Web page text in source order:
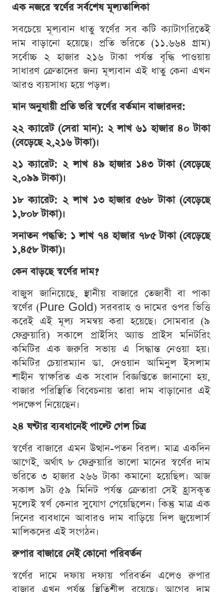
এক নজরে স্বর্ণের সর্বশেষ মূল্যতালিকা
সবচেয়ে মূল্যবান ধাতু স্বর্ণের সব কটি ক্যাটাগরিতেই
দাম বাড়ানো হয়েছে। প্রতি ভরিতে (১১.৬৬৪ গ্রাম)
সর্বোচ্চ ২ হাজার ২১৬ টাকা পর্যন্ত বৃদ্ধি পাওয়ায়
সাধারণ ক্রেতাদের জন্য মূল্যবান এই ধাতু কেনা এখন
আরও ব্যয়সাধ্য হয়ে পড়ল।
মান অনুযায়ী প্রতি ভরি স্বর্ণের বর্তমান বাজারদর:
২২ ক্যারেট (সেরা মান): ২ লাখ ৬১ হাজার ৪০ টাকা
(বেড়েছে ২,২১৬ টাকা)।
২১ ক্যারেট: ২ লাখ ৪৯ হাজার ১৪৩ টাকা (বেড়েছে
২,০৯৯ টাকা)।
১৮ ক্যারেট: ২ লাখ ১৩ হাজার ৫৬৮ টাকা (বেড়েছে
১,৮০৮ টাকা)।
সনাতন পদ্ধতি: ১ লাখ ৭৪ হাজার ৭৮৫ টাকা (বেড়েছে
১,৪৫৮ টাকা)।
কেন বাড়ছে স্বর্ণের দাম?
বাজুস জানিয়েছে, স্থানীয় বাজারে তেজাবী বা পাকা
স্বর্ণের (Pure Gold) সরবরাহ ও দামের ওপর ভিত্তি
করেই এই মূল্য সমন্বয় করা হয়েছে। সোমবার (৯
ফেব্রুয়ারি) সকালে প্রাইসিং অ্যান্ড প্রাইস মনিটরিং
কমিটির এক জরুরি সভায় এ সিদ্ধান্ত নেওয়া হয়।
কমিটির চেয়ারম্যান ডা. দেওয়ান আমিনুল ইসলাম
শাহীন স্বাক্ষরিত এক সংবাদ বিজ্ঞপ্তিতে জানানো হয়,
বাজার পরিস্থিতি বিবেচনায় তারা দাম বাড়ানোর এই
পদক্ষেপ নিয়েছেন।
২৪ ঘণ্টার ব্যবধানেই পাল্টে গেল চিত্র
স্বর্ণের বাজারে এমন উত্থান-পতন বিরল। মাত্র একদিন
আগেই, অর্থাৎ ৮ ফেব্রুয়ারি ভালো মানের স্বর্ণের দাম
ভরিতে ৩ হাজার ২৬৬ টাকা কমানো হয়েছিল। আজ
সকাল ৯টা ৫৯ মিনিট পর্যন্ত ক্রেতারা সেই হ্রাসকৃত
মূল্যেই স্বর্ণ কেনার সুযোগ পেয়েছিলেন। কিন্তু মাত্র এক
দিনের ব্যবধানে আবারও দাম বাড়িয়ে দিল জুয়েলার্স
মালিকদের এই সংগঠন।
রুপার বাজারে নেই কোনো পরিবর্তন
স্বর্ণের দামে দফায় দফায় পরিবর্তন এলেও রুপার